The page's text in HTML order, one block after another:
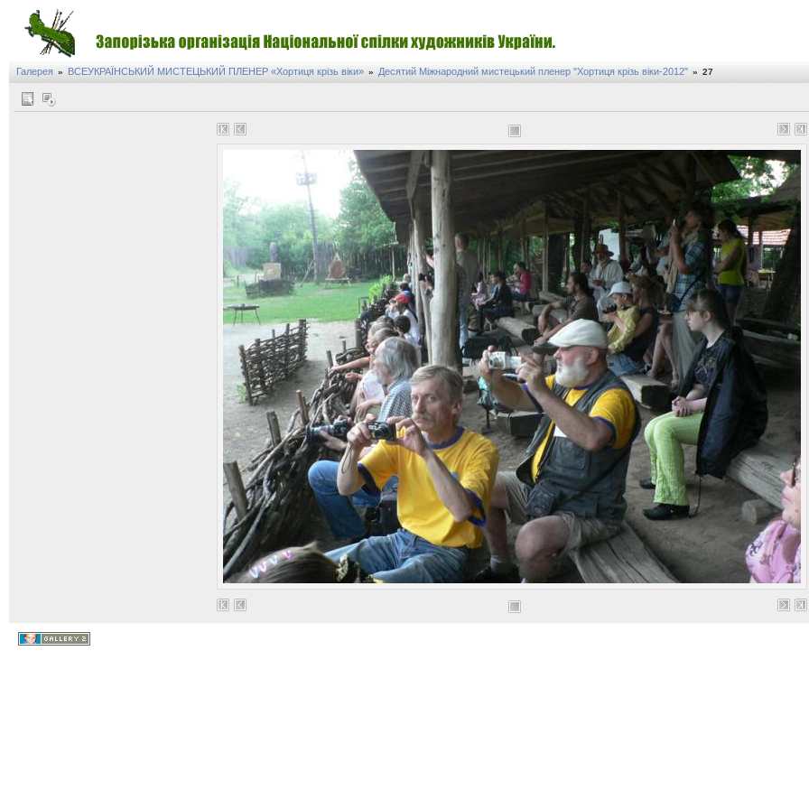
Галерея » ВСЕУКРАЇНСЬКИЙ МИСТЕЦЬКИЙ ПЛЕНЕР «Хортиця крізь віки» » Десятий Міжнародний мистецький пленер "Хортиця крізь віки-2012" » 27